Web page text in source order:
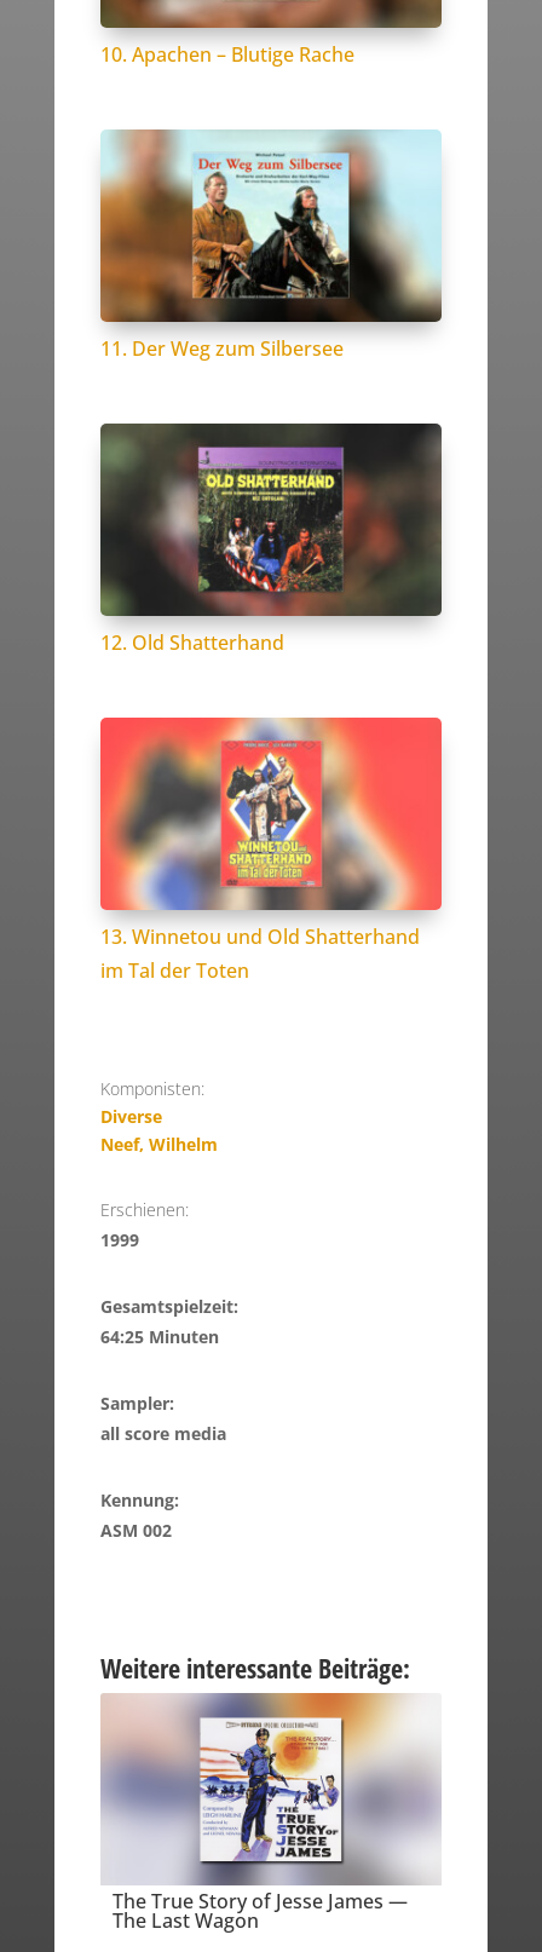
10. Apachen – Blutige Rache
11. Der Weg zum Silbersee
12. Old Shatterhand
13. Winnetou und Old Shatterhand
im Tal der Toten
Komponisten:
Diverse
Neef, Wilhelm
Erschienen:
1999
Gesamtspielzeit:
64:25 Minuten
Sampler:
all score media
Kennung:
ASM 002
Weitere interessante Beiträge:
The True Story of Jesse James —
The Last Wagon